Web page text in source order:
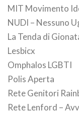
MIT Movimento
NUDI – Nessuno
La Tenda di
Lesbicx
Omphalos LGBTI
Polis Aperta
Rete Genitori
Rete Lenford –